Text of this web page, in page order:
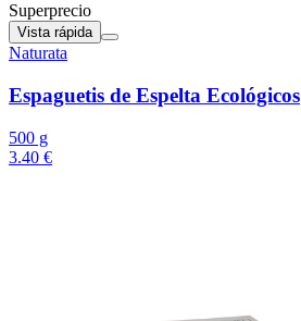
Superprecio
Vista rápida
Naturata
Espaguetis de Espelta Ecológicos
500 g
3.40 €